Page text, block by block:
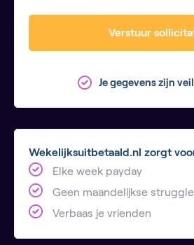
Verstuur
Je gegevens zijn
Wekelijksuitbetaald.nl zorgt
Elke week payday
Geen maandelijkse struggle
Verbaas je vrienden